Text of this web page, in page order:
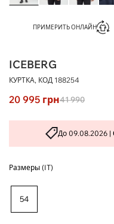
ПРИМЕРИТЬ ОНЛАЙН
ICEBERG
КУРТКА, КОД 188254
20 995 грн41 990
До 09.08.2026 |
Размеры (IT)
54